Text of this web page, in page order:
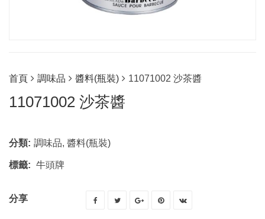
首頁 調味品 醬料(瓶裝) 11071002 沙茶醬
11071002 沙茶醬
分類: 調味品, 醬料(瓶裝)
標籤: 牛頭牌
分享